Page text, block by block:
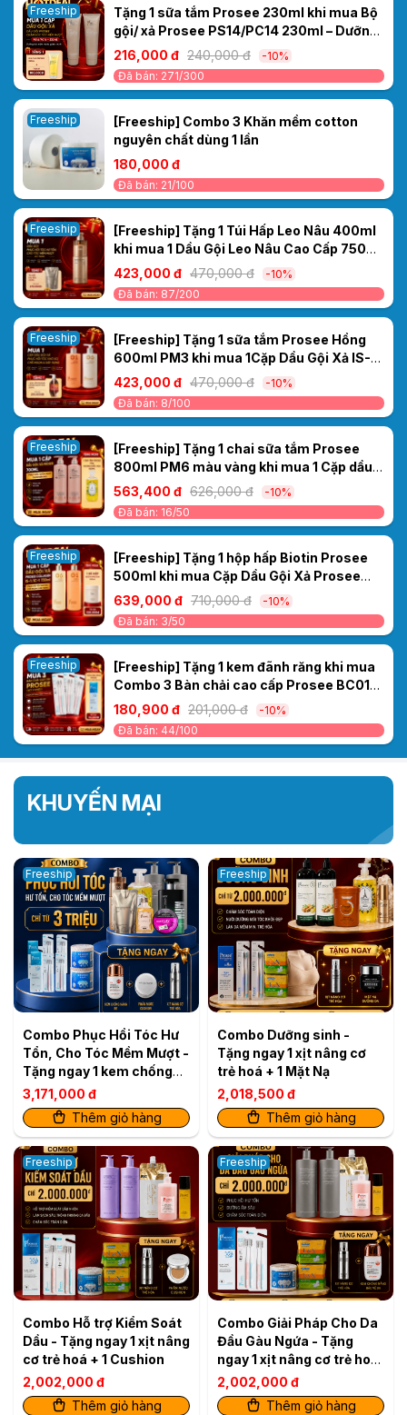
Freeship
Tặng 1 sữa tắm Prosee 230ml khi mua Bộ
gội/ xả Prosee PS14/PC14 230ml – Dưỡng
tóc mềm mượt, giảm xơ rối
216,000 đ 240,000 đ
-10%
Đã bán: 271/300
Freeship
[Freeship] Combo 3 Khăn mềm cotton
nguyên chất dùng 1 lần
180,000 đ
Đã bán: 21/100
Freeship
[Freeship] Tặng 1 Túi Hấp Leo Nâu 400ml
khi mua 1 Dầu Gội Leo Nâu Cao Cấp 750ml
– Phục Hồi Tóc Hư Tổn, Cho Tóc Mềm
Mượt
423,000 đ 470,000 đ
-10%
Đã bán: 87/200
Freeship
[Freeship] Tặng 1 sữa tắm Prosee Hồng
600ml PM3 khi mua 1Cặp Dầu Gội Xả IS-
4/IC-4 Prosee Collagen 460ml – Phục Hồi
Tóc Khô Xơ, Chẻ Ngọn & Gãy Rụng
423,000 đ 470,000 đ
-10%
Đã bán: 8/100
Freeship
[Freeship] Tặng 1 chai sữa tắm Prosee
800ml PM6 màu vàng khi mua 1 Cặp dầu
gội xả Sakura Prosee PS3/PC3 700ml -
Phục hồi, suôn mượt thơm bền mùi.
563,400 đ 626,000 đ
-10%
Đã bán: 16/50
Freeship
[Freeship] Tặng 1 hộp hấp Biotin Prosee
500ml khi mua Cặp Dầu Gội Xả Prosee
Collagen IS-1/IC-1 730ml – Phục Hồi Tóc
Khô Xơ, Chẻ Ngọn & Gãy Rụng
639,000 đ 710,000 đ
-10%
Đã bán: 3/50
Freeship
[Freeship] Tặng 1 kem đãnh răng khi mua
Combo 3 Bàn chải cao cấp Prosee BC01
(Vỉ 2 chiếc)
180,900 đ 201,000 đ
-10%
Đã bán: 44/100
KHUYẾN MẠI
Freeship
Combo Phục Hồi Tóc Hư
Tổn, Cho Tóc Mềm Mượt -
Tặng ngay 1 kem chống
nắng BB + 1 hộp phấn
nước Cushion + 1 Xịt nâng
cơ trẻ hoá
3,171,000 đ
Thêm giỏ hàng
Freeship
Combo Dưỡng sinh -
Tặng ngay 1 xịt nâng cơ
trẻ hoá + 1 Mặt Nạ
2,018,500 đ
Thêm giỏ hàng
Freeship
Combo Hỗ trợ Kiểm Soát
Dầu - Tặng ngay 1 xịt nâng
cơ trẻ hoá + 1 Cushion
2,002,000 đ
Thêm giỏ hàng
Freeship
Combo Giải Pháp Cho Da
Đầu Gàu Ngứa - Tặng
ngay 1 xịt nâng cơ trẻ hoá
+ 1 kem chống nắng
2,002,000 đ
Thêm giỏ hàng